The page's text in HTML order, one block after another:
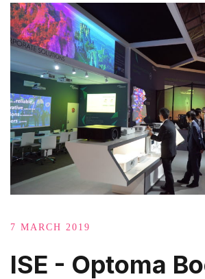
7 MARCH 2019
ISE - Optoma